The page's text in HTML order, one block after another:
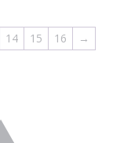
14 15 16 →